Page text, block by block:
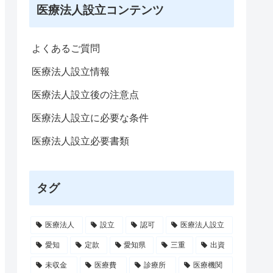
医療法人設立コンテンツ
よくあるご質問
医療法人設立情報
医療法人設立後の注意点
医療法人設立に必要な条件
医療法人設立必要書類
タグ
医療法人 設立 認可 医療法人設立
愛知 定款 愛知県 三重 出資
未収金 医療費 診療所 医療機関